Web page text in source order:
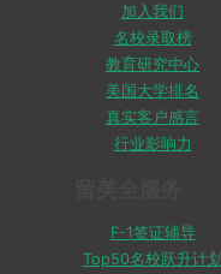
加入我们
名校录取榜
教育研究中心
美国大学排名
真实客户感言
行业影响力
F-1签证辅导
Top50名校跃升计划